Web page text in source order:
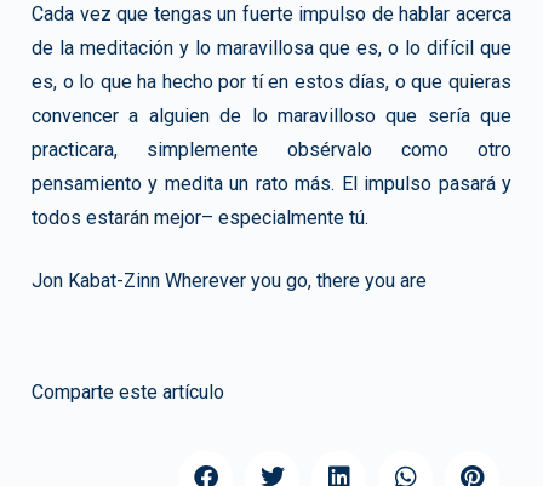
Cada vez que tengas un fuerte impulso de hablar acerca
de la meditación y lo maravillosa que es, o lo difícil que
es, o lo que ha hecho por tí en estos días, o que quieras
convencer a alguien de lo maravilloso que sería que
practicara, simplemente obsérvalo como otro
pensamiento y medita un rato más. El impulso pasará y
todos estarán mejor– especialmente tú.
Jon Kabat-Zinn Wherever you go, there you are
Comparte este artículo